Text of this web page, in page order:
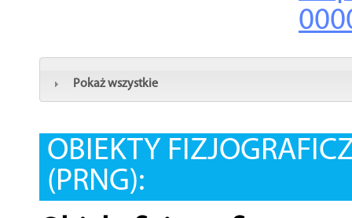
Pokaż wszystkie
OBIEKTY
(PRNG):